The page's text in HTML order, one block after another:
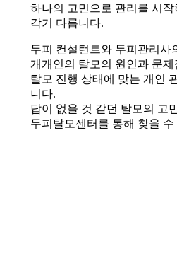
하나의 고민으로 관리를 시
각기 다릅니다.
두피 컨설턴트와 두피관리사
개개인의 탈모의 원인과 문
탈모 진행 상태에 맞는 개인
니다.
답이 없을 것 같던 탈모의 고
두피탈모센터를 통해 찾을 수